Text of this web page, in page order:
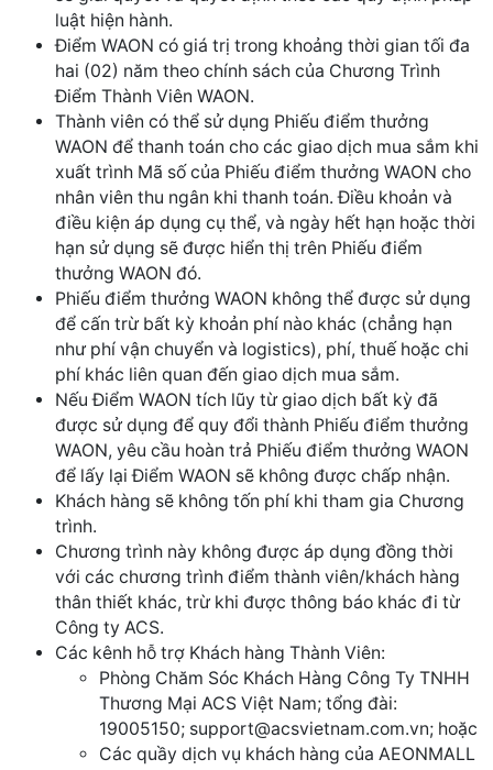
luật hiện hành.
Điểm WAON có giá trị trong khoảng thời gian tối đa
hai (02) năm theo chính sách của Chương Trình
Điểm Thành Viên WAON.
Thành viên có thể sử dụng Phiếu điểm thưởng
WAON để thanh toán cho các giao dịch mua sắm khi
xuất trình Mã số của Phiếu điểm thưởng WAON cho
nhân viên thu ngân khi thanh toán. Điều khoản và
điều kiện áp dụng cụ thể, và ngày hết hạn hoặc thời
hạn sử dụng sẽ được hiển thị trên Phiếu điểm
thưởng WAON đó.
Phiếu điểm thưởng WAON không thể được sử dụng
để cấn trừ bất kỳ khoản phí nào khác (chẳng hạn
như phí vận chuyển và logistics), phí, thuế hoặc chi
phí khác liên quan đến giao dịch mua sắm.
Nếu Điểm WAON tích lũy từ giao dịch bất kỳ đã
được sử dụng để quy đổi thành Phiếu điểm thưởng
WAON, yêu cầu hoàn trả Phiếu điểm thưởng WAON
để lấy lại Điểm WAON sẽ không được chấp nhận.
Khách hàng sẽ không tốn phí khi tham gia Chương
trình.
Chương trình này không được áp dụng đồng thời
với các chương trình điểm thành viên/khách hàng
thân thiết khác, trừ khi được thông báo khác đi từ
Công ty ACS.
Các kênh hỗ trợ Khách hàng Thành Viên:
Phòng Chăm Sóc Khách Hàng Công Ty TNHH
Thương Mại ACS Việt Nam; tổng đài:
19005150; support@acsvietnam.com.vn; hoặc
Các quầy dịch vụ khách hàng của AEONMALL